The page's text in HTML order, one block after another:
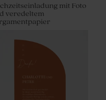
mit Foto
veredeltem